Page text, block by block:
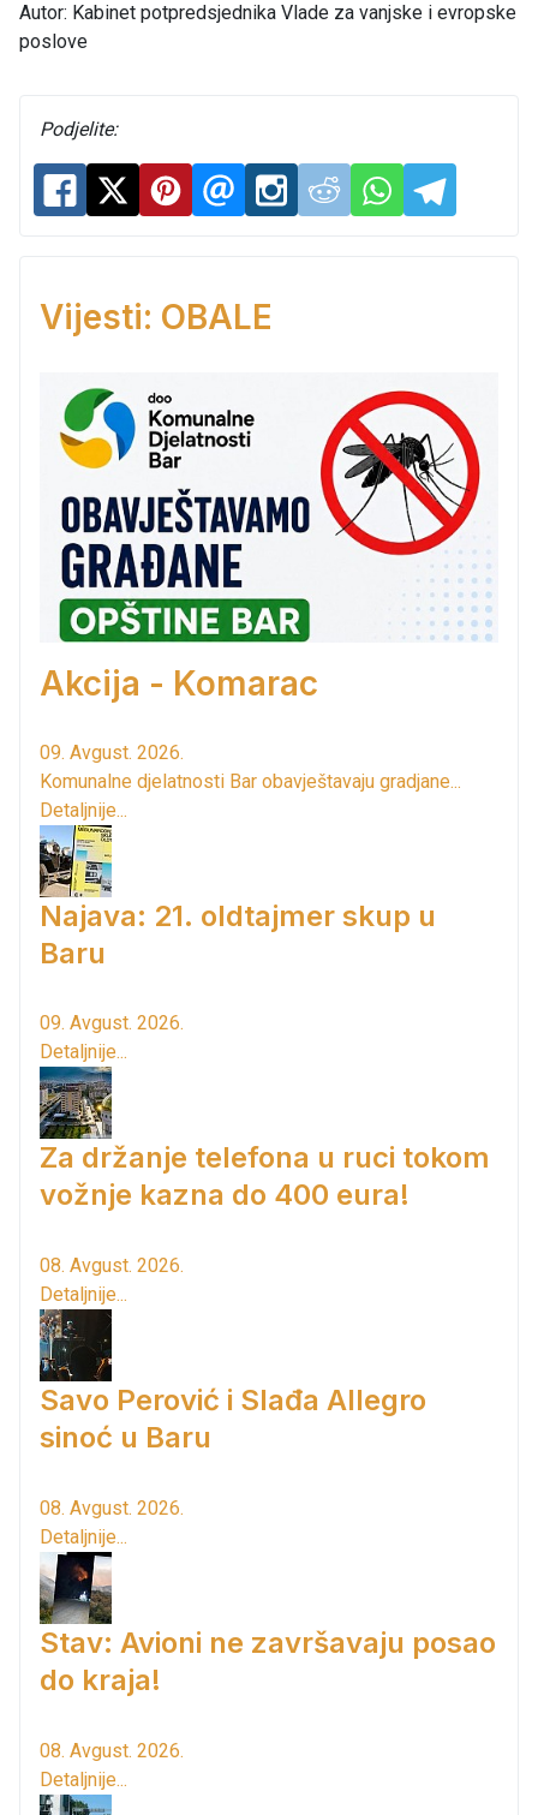
Autor: Kabinet potpredsjednika Vlade za vanjske i evropske
poslove
Podjelite:
Vijesti: OBALE
Akcija - Komarac
09. Avgust. 2026.
Komunalne djelatnosti Bar obavještavaju gradjane...
Detaljnije...
Najava: 21. oldtajmer skup u
Baru
09. Avgust. 2026.
Detaljnije...
Za držanje telefona u ruci tokom
vožnje kazna do 400 eura!
08. Avgust. 2026.
Detaljnije...
Savo Perović i Slađa Allegro
sinoć u Baru
08. Avgust. 2026.
Detaljnije...
Stav: Avioni ne završavaju posao
do kraja!
08. Avgust. 2026.
Detaljnije...